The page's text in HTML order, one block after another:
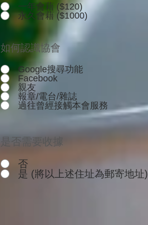
一年會藉 ($120)
永久會藉 ($1000)
如何認識協會
Google搜尋功能
Facebook
親友
報章/電台/雜誌
過往曾經接觸本會服務
是否需要收據
否
是 (將以上述住址為郵寄地址)